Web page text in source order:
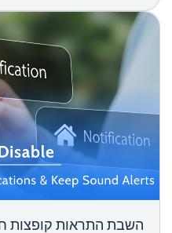
השבת התראות קופצות